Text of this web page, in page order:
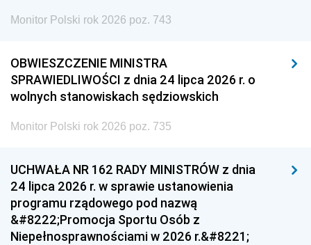
Monitor Polski rok 2026 poz. 743
OBWIESZCZENIE MINISTRA
SPRAWIEDLIWOŚCI z dnia 24 lipca 2026 r. o
wolnych stanowiskach sędziowskich
Monitor Polski rok 2026 poz. 735
UCHWAŁA NR 162 RADY MINISTRÓW z dnia
24 lipca 2026 r. w sprawie ustanowienia
programu rządowego pod nazwą
&#8222;Promocja Sportu Osób z
Niepełnosprawnościami w 2026 r.&#8221;